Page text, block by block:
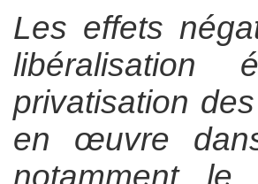
Les effets
libéralisation
privatisation
en œuvre
notamment le